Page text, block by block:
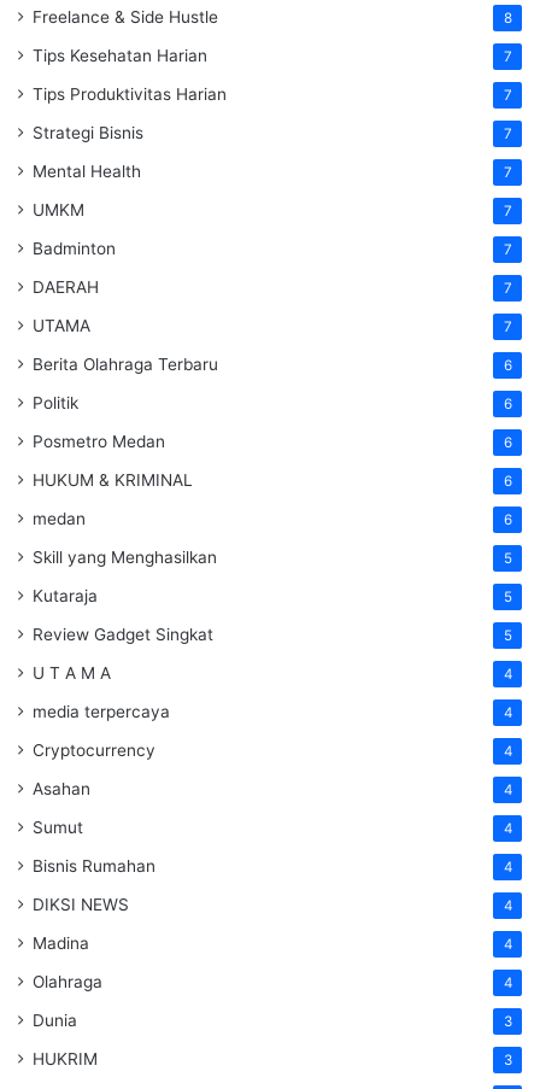
Freelance & Side Hustle 8
Tips Kesehatan Harian 7
Tips Produktivitas Harian 7
Strategi Bisnis 7
Mental Health 7
UMKM 7
Badminton 7
DAERAH 7
UTAMA 7
Berita Olahraga Terbaru 6
Politik 6
Posmetro Medan 6
HUKUM & KRIMINAL 6
medan 6
Skill yang Menghasilkan 5
Kutaraja 5
Review Gadget Singkat 5
U T A M A 4
media terpercaya 4
Cryptocurrency 4
Asahan 4
Sumut 4
Bisnis Rumahan 4
DIKSI NEWS 4
Madina 4
Olahraga 4
Dunia 3
HUKRIM 3